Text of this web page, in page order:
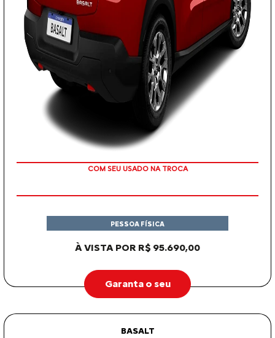
OU TAXA 0%
À VISTA POR R$ 95.690,00
PESSOA FÍSICA
Garanta o seu
BASALT